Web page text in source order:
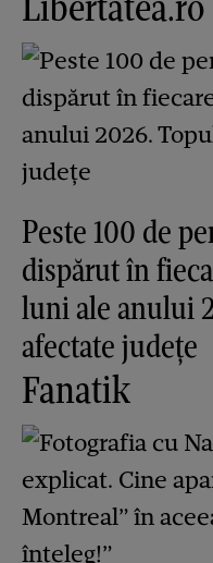
Peste 100 de
dispărut în
luni ale anului
afectate județe
Fanatik